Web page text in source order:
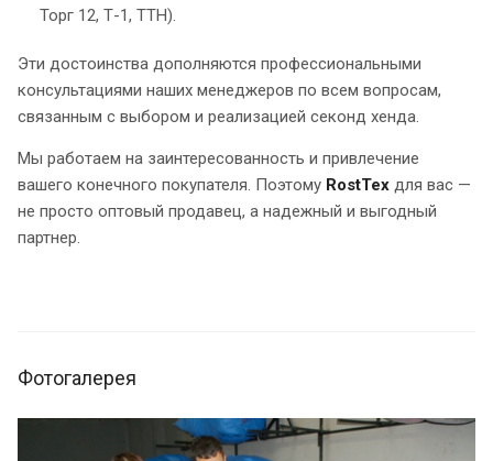
Торг 12, Т-1, ТТН).
Эти достоинства дополняются профессиональными
консультациями наших менеджеров по всем вопросам,
связанным с выбором и реализацией секонд хенда.
Мы работаем на заинтересованность и привлечение
вашего конечного покупателя. Поэтому RostTex для вас —
не просто оптовый продавец, а надежный и выгодный
партнер.
Фотогалерея